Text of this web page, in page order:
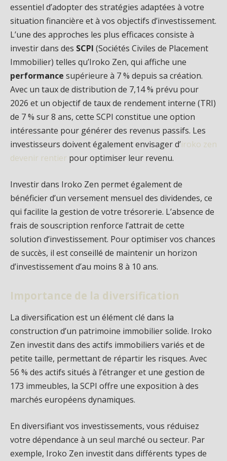
essentiel d’adopter des stratégies adaptées à votre
situation financière et à vos objectifs d’investissement.
L’une des approches les plus efficaces consiste à
investir dans des SCPI (Sociétés Civiles de Placement
Immobilier) telles qu’Iroko Zen, qui affiche une
performance supérieure à 7 % depuis sa création.
Avec un taux de distribution de 7,14 % prévu pour
2026 et un objectif de taux de rendement interne (TRI)
de 7 % sur 8 ans, cette SCPI constitue une option
intéressante pour générer des revenus passifs. Les
investisseurs doivent également envisager d’iroko zen
devenir rentier pour optimiser leur revenu.
Investir dans Iroko Zen permet également de
bénéficier d’un versement mensuel des dividendes, ce
qui facilite la gestion de votre trésorerie. L’absence de
frais de souscription renforce l’attrait de cette
solution d’investissement. Pour optimiser vos chances
de succès, il est conseillé de maintenir un horizon
d’investissement d’au moins 8 à 10 ans.
Importance de la diversification
La diversification est un élément clé dans la
construction d’un patrimoine immobilier solide. Iroko
Zen investit dans des actifs immobiliers variés et de
petite taille, permettant de répartir les risques. Avec
56 % des actifs situés à l’étranger et une gestion de
173 immeubles, la SCPI offre une exposition à des
marchés européens dynamiques.
En diversifiant vos investissements, vous réduisez
votre dépendance à un seul marché ou secteur. Par
exemple, Iroko Zen investit dans différents types de